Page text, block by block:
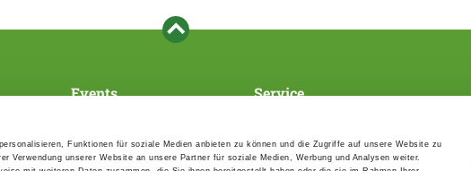
Funktionen für soziale Medien anbieten zu können und die Zugriffe auf unsere Website zu
Verwendung unserer Website an unsere Partner für soziale Medien, Werbung und Analysen weiter.
Events
Events calender
Service
Forms, information brochures,
directories
Data